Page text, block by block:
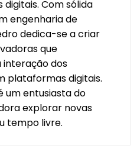
digitais. Com sólida
engenharia de
dedica-se a criar
que
dos
plataformas digitais.
um entusiasta do
explorar novas
tempo livre.